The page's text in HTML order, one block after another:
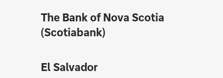
The Bank of Nova Scotia
(Scotiabank)
El Salvador